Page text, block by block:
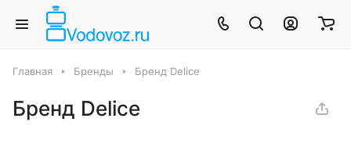
Главная Бренды Бренд Delice
Бренд Delice